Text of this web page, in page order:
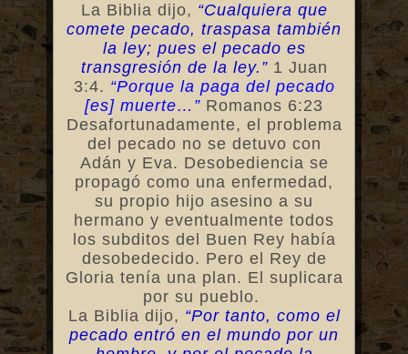
La Biblia dijo, “Cualquiera que
comete pecado, traspasa también
la ley; pues el pecado es
transgresión de la ley.”1 Juan
3:4. “Porque la paga del pecado
[es] muerte…” Romanos 6:23
Desafortunadamente, el problema
del pecado no se detuvo con
Adán y Eva. Desobediencia se
propagó como una enfermedad,
su propio hijo asesino a su
hermano y eventualmente todos
los subditos del Buen Rey había
desobedecido. Pero el Rey de
Gloria tenía una plan. El suplicara
por su pueblo.
La Biblia dijo, “Por tanto, como el
pecado entró en el mundo por un